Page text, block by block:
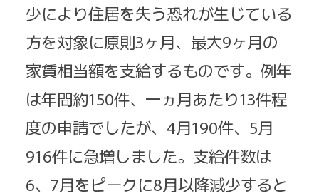
少により住居を失う恐れが生じている
方を対象に原則3ヶ月、最大9ヶ月の
家賃相当額を支給するものです。例年
は年間約150件、一ヵ月あたり13件程
度の申請でしたが、4月190件、5月
916件に急増しました。支給件数は
6、7月をピークに8月以降減少すると